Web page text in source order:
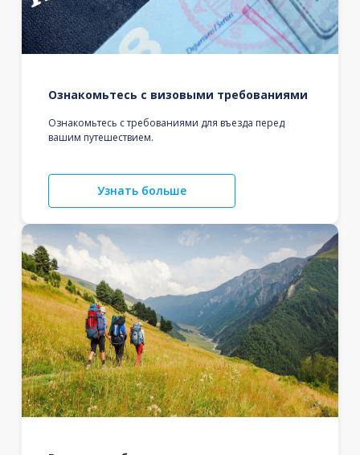
Ознакомьтесь с визовыми требованиями
Ознакомьтесь с требованиями для въезда перед
вашим путешествием.
Узнать больше